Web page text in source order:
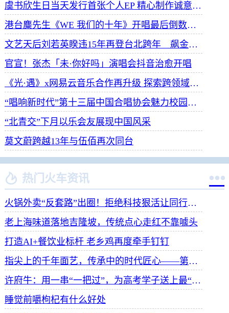
虞书欣生日当天发行首张个人EP 精心制作诚意满满
港台麋先生《WE 我们的十年》开唱最后倒数 惊喜释出10周年纪念单曲宠粉
文艺天后刘若英睽违15年再登台北跨年 飙金嗓演唱经典招牌歌掀回忆杀
官宣！张杰「未·你好吗」演唱会抖音治愈开唱
《光·遇》x网易云音乐合作再升级 探索跨领域社交新体验
“唱响新时代”第十三届中国合唱协会魅力校园合唱展演开幕
“北青交”下月以乐会友展现中国风采
莫文蔚跨越13年与伍佰再次同台
 热门火车资讯 
火锅外卖“反套路”出圈！拒绝科技狠活让同行颤抖
老上海味道落地吉隆坡，传统点心走红不靠噱头
打造AI+餐饮业标杆 老乡鸡再度牵手钉钉
指尖上的千年面艺，传承中的时代匠心——第八届“安琪酵母杯”中华发酵面食大赛武汉赛区开赛
许府牛：用一串“一把过”，为高考学子送上最“牛”祝福
睡觉前嚼枸杞有什么好处